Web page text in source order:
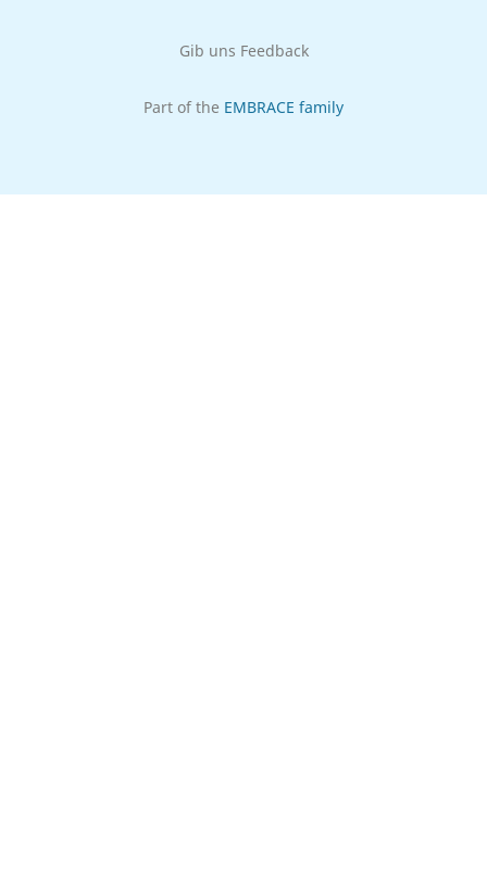
Gib uns Feedback
Part of the EMBRACE family